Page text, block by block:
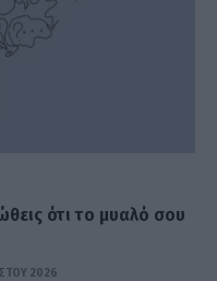
ότι το μυαλό σου
2026